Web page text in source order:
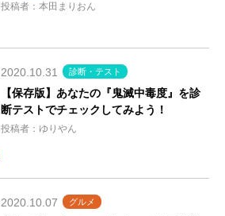
投稿者：本田まりおん
2020.10.31 診断・テスト
【保存版】あなたの『鬼滅中毒度』を診
断テストでチェックしてみよう！
投稿者：ゆりやん
2020.10.07 グルメ